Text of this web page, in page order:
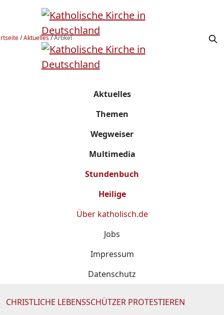
/Aktuelles/Artikel
Aktuelles
Themen
Wegweiser
Multimedia
Stundenbuch
Heilige
Über katholisch.de
Jobs
Impressum
Datenschutz
CHRISTLICHE LEBENSSCHÜTZER PROTESTIEREN